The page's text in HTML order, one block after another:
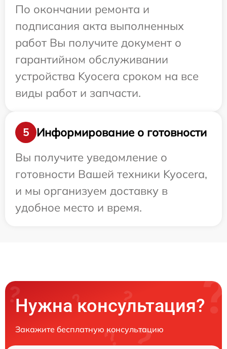
По окончании ремонта и
подписания акта выполненных
работ Вы получите документ о
гарантийном обслуживании
устройства Kyocera сроком на все
виды работ и запчасти.
5
Информирование о готовности
Вы получите уведомление о
готовности Вашей техники Kyocera,
и мы организуем доставку в
удобное место и время.
Нужна консультация?
Закажите бесплатную консультацию